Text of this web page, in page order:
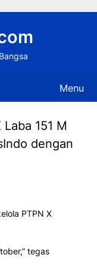
Menu
151 M
dengan
PTPN X
tegas